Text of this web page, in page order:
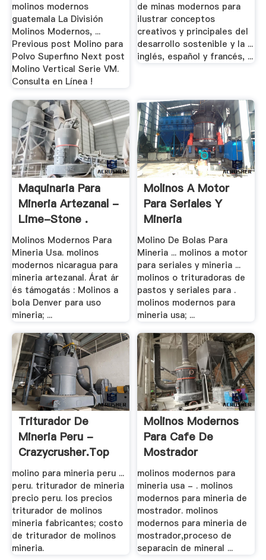
molinos modernos
guatemala La División
Molinos Modernos, ...
Previous post Molino para
Polvo Superfino Next post
Molino Vertical Serie VM.
Consulta en Línea !
de minas modernos para
ilustrar conceptos
creativos y principales del
desarrollo sostenible y la ...
inglés, español y francés, ...
Maquinaria Para
Mineria Artezanal -
Lime-Stone .
Molinos Modernos Para
Mineria Usa. molinos
modernos nicaragua para
mineria artezanal. Árat ár
és támogatás : Molinos a
bola Denver para uso
mineria; ...
Molinos A Motor
Para Seriales Y
Mineria
Molino De Bolas Para
Mineria ... molinos a motor
para seriales y mineria ...
molinos o trituradoras de
pastos y seriales para .
molinos modernos para
mineria usa; ...
Triturador De
Mineria Peru -
Crazycrusher.top
molino para mineria peru ...
peru. triturador de mineria
precio peru. los precios
triturador de molinos
mineria fabricantes; costo
de triturador de molinos
mineria.
Molinos Modernos
Para Cafe De
Mostrador
molinos modernos para
mineria usa - . molinos
modernos para mineria de
mostrador. molinos
modernos para mineria de
mostrador,proceso de
separacin de mineral ...